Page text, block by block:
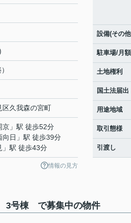
区久我森の宮町
京 」駅 徒歩52分
向日 」駅 徒歩39分
」駅 徒歩43分
情報の見方
設備(その
駐車場/月額
土地権利
国土法届出
用途地域
取引態様
引渡し
3号棟 で募集中の物件